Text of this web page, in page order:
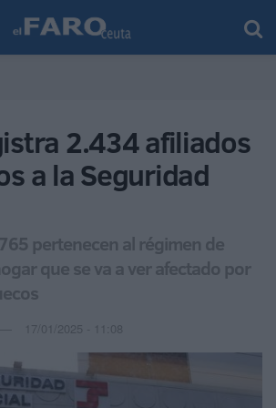
2.434 afiliados
a la Seguridad
pertenecen al régimen de
que se va a ver afectado por
17/01/2025 - 11:08